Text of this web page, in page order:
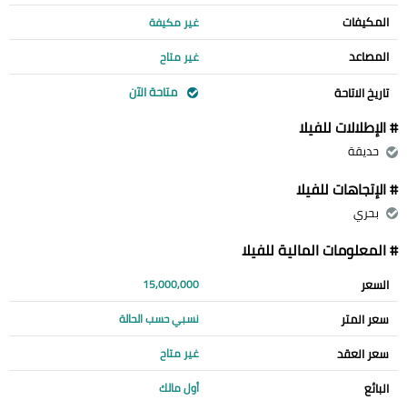
المكيفات غير مكيفة
المصاعد غير متاح
تاريخ الاتاحة متاحة الآن
# الإطلالات للفيلا
حديقة
# الإتجاهات للفيلا
بحري
# المعلومات المالية للفيلا
السعر 15,000,000
سعر المتر نسبي حسب الحالة
سعر العقد غير متاح
البائع أول مالك